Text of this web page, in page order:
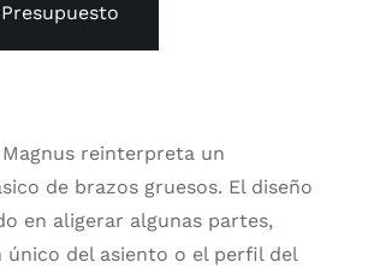
reinterpreta un
de brazos gruesos. El diseño
en aligerar algunas partes,
único del asiento o el perfil del